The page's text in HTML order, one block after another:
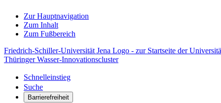
Zur Hauptnavigation
Zum Inhalt
Zum Fußbereich
Friedrich-Schiller-Universität Jena Logo - zur Startseite der
Thüringer Wasser-Innovationscluster
Schnelleinstieg
Suche
Barrierefreiheit